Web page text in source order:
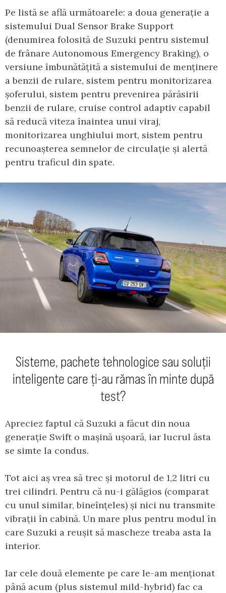
Pe listă se află următoarele: a doua generație a
sistemului Dual Sensor Brake Support
(denumirea folosită de Suzuki pentru sistemul
de frânare Autonomous Emergency Braking), o
versiune îmbunătățită a sistemului de menținere
a benzii de rulare, sistem pentru monitorizarea
șoferului, sistem pentru prevenirea părăsirii
benzii de rulare, cruise control adaptiv capabil
să reducă viteza înaintea unui viraj,
monitorizarea unghiului mort, sistem pentru
recunoașterea semnelor de circulație și alertă
pentru traficul din spate.
Sisteme, pachete tehnologice sau soluții
inteligente care ți-au rămas în minte după
test?
Apreciez faptul că Suzuki a făcut din noua
generație Swift o mașină ușoară, iar lucrul ăsta
se simte la condus.
Tot aici aș vrea să trec și motorul de 1,2 litri cu
trei cilindri. Pentru că nu-i gălăgios (comparat
cu unul similar, bineînțeles) și nici nu transmite
vibrații în cabină. Un mare plus pentru modul în
care Suzuki a reușit să mascheze treaba asta la
interior.
Iar cele două elemente pe care le-am menționat
până acum (plus sistemul mild-hybrid) fac ca